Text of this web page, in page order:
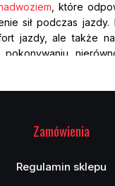
, które
sił podczas jazdy.
jazdy, ale także
produkty
Nissan, Mazda,
produkt opisany
modelu
Zamówienia
Regulamin sklepu